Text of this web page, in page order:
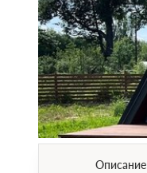
Описание